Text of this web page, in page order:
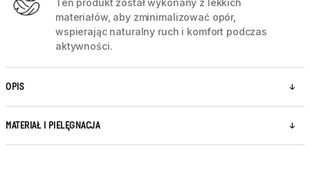
Ten produkt został wykonany z lekkich
materiałów, aby zminimalizować opór,
wspierając naturalny ruch i komfort podczas
aktywności.
OPIS
MATERIAŁ I PIELĘGNACJA